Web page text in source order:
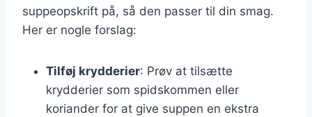
suppeopskrift på, så den passer til din smag.
Her er nogle forslag:
Tilføj krydderier: Prøv at tilsætte
krydderier som spidskommen eller
koriander for at give suppen en ekstra